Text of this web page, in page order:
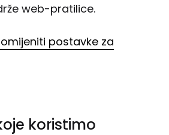
web-pratilice.
postavke za
koristimo